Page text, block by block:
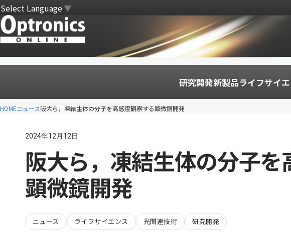
Select Language▼
研究開発新製品ライフサイ
HOMEニュース阪大ら，凍結生体の分子を高感度観察する顕微鏡開発
2024年12月12日
阪大ら，凍結生体の分子を
顕微鏡開発
ニュース ライフサイエンス 光関連技術 研究開発